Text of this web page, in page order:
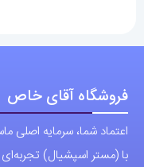
فروشگاه آقای خاص
اعتماد شما، سرمایه اصلی
با (مستر اسپشیال) تجربه‌ای